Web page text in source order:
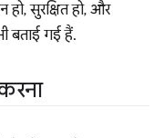
हो, सुरक्षित हो, और
बताई गई हैं.